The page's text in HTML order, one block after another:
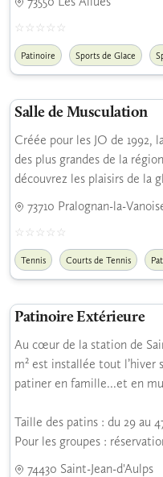
Patinoire Sports de Glace
Salle de Musculation
Créée pour les JO de 1992,
des plus grandes de la
découvrez les plaisirs de la
73710 Pralognan-la-
Tennis Courts de Tennis
Patinoire Extérieure
Au cœur de la station de
m² est installée tout l’hiver
patiner en famille...et en
Taille des patins : du 29 au
Pour les groupes :
74430 Saint-Jean-d'Aulps